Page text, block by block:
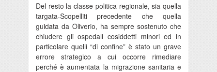
Del resto la classe politica regionale, sia quella
targata-Scopelliti precedente che quella
guidata da Oliverio, ha sempre sostenuto che
chiudere gli ospedali cosiddetti minori ed in
particolare quelli “di confine” è stato un grave
errore strategico a cui occorre rimediare
perché è aumentata la migrazione sanitaria e